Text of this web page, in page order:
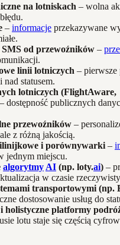
na lotniskach – wolna
– informacje przekazywane
SMS od przewoźników –
linii lotniczych – pierwsze
statusem.
lotniczych (FlightAware,
– dostępność publicznych
przewoźników –
z różną jakością.
i porównywarki –
jednym miejscu.
algorytmy AI (np. loty.ai) –
w czasie
transportowymi (np.
dostosowanie usług do
holistyczne platformy
lotu staje się częścią